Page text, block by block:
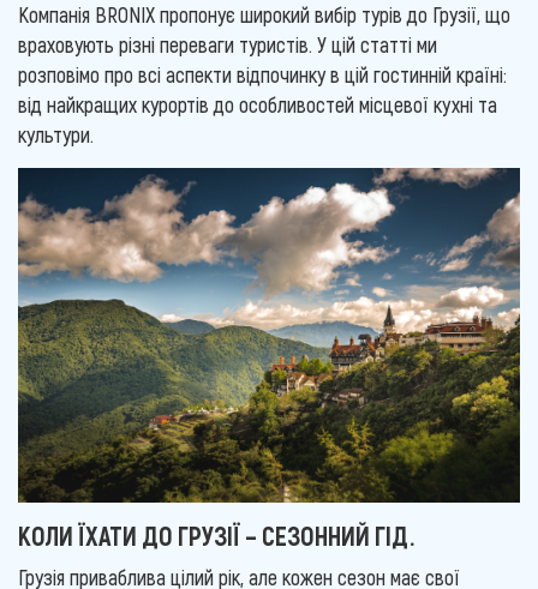
Компанія BRONIX пропонує широкий вибір турів до Грузії, що
враховують різні переваги туристів. У цій статті ми
розповімо про всі аспекти відпочинку в цій гостинній країні:
від найкращих курортів до особливостей місцевої кухні та
культури.
КОЛИ ЇХАТИ ДО ГРУЗІЇ – СЕЗОННИЙ ГІД.
Грузія приваблива цілий рік, але кожен сезон має свої